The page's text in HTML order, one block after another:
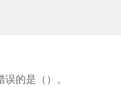
的是（）。